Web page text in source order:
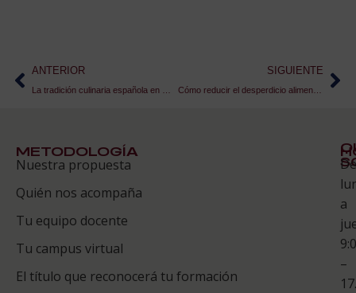
ANTERIOR SIGUIENTE
Cómo reducir el desperdicio alimentario en hostelería
METODOLOGÍA
Nuestra propuesta
Quién nos acompaña
Tu equipo docente
Tu campus virtual
El título que reconocerá tu formación
Te
De
a
–